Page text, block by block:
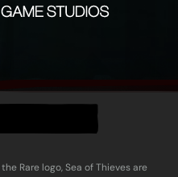
Rare logo, Sea of Thieves are